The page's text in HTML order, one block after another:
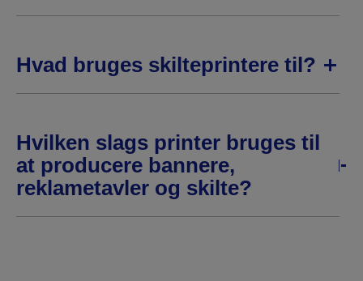
Hvad bruges skilteprintere til?
Hvilken slags printer bruges til
at producere bannere,
reklametavler og skilte?